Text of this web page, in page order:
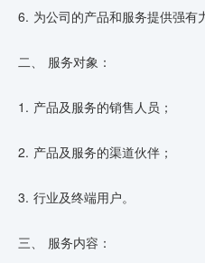
6. 为公司的产品和服务提供强有
二、 服务对象：
1. 产品及服务的销售人员；
2. 产品及服务的渠道伙伴；
3. 行业及终端用户。
三、 服务内容：